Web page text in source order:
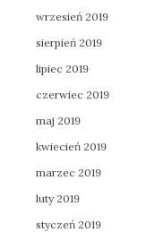
wrzesień 2019
sierpień 2019
lipiec 2019
czerwiec 2019
maj 2019
kwiecień 2019
marzec 2019
luty 2019
styczeń 2019